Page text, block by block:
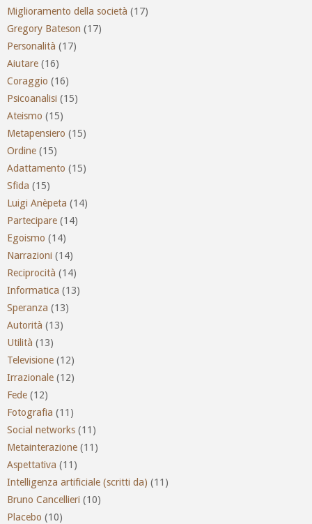
Miglioramento della società (17)
Gregory Bateson (17)
Personalità (17)
Aiutare (16)
Coraggio (16)
Psicoanalisi (15)
Ateismo (15)
Metapensiero (15)
Ordine (15)
Adattamento (15)
Sfida (15)
Luigi Anèpeta (14)
Partecipare (14)
Egoismo (14)
Narrazioni (14)
Reciprocità (14)
Informatica (13)
Speranza (13)
Autorità (13)
Utilità (13)
Televisione (12)
Irrazionale (12)
Fede (12)
Fotografia (11)
Social networks (11)
Metainterazione (11)
Aspettativa (11)
Intelligenza artificiale (scritti da) (11)
Bruno Cancellieri (10)
Placebo (10)